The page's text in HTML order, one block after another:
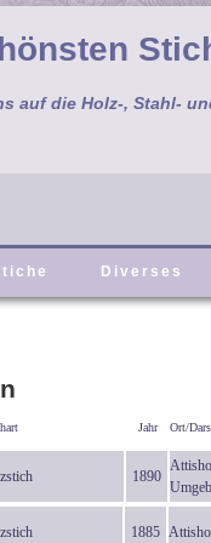
auf die Holz-, Stahl-
Diverses
Jahr Ort/
1890
1885